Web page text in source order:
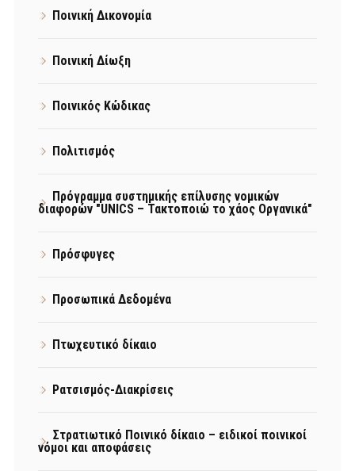
Ποινική Δικονομία
Ποινική Δίωξη
Ποινικός Κώδικας
Πολιτισμός
Πρόγραμμα συστημικής επίλυσης νομικών
διαφορών "UNICS – Τακτοποιώ το χάος Οργανικά"
Πρόσφυγες
Προσωπικά Δεδομένα
Πτωχευτικό δίκαιο
Ρατσισμός-Διακρίσεις
Στρατιωτικό Ποινικό δίκαιο – ειδικοί ποινικοί
νόμοι και αποφάσεις